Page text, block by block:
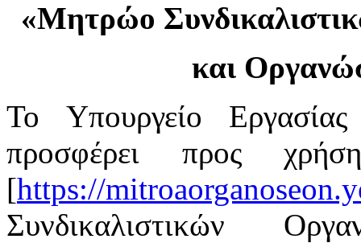
«Μητρώο
και
Το Υπουργείο
προσφέρει προς
[https://
Συνδικαλιστικών